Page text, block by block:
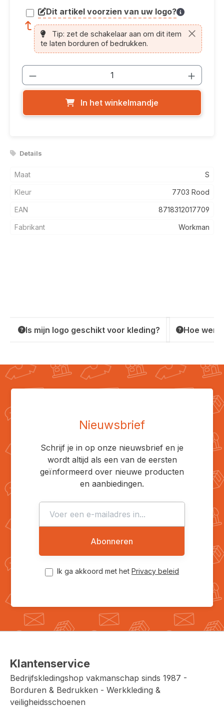
Dit artikel voorzien van uw logo?
article.printing.helptext
Tip: zet de schakelaar aan om dit item
te laten borduren of bedrukken.
Producthoeveelheid: Voer de
In het winkelmandje
Details
Maat S
Kleur 7703 Rood
EAN 8718312017709
Fabrikant Workman
Is mijn logo geschikt voor kleding? Hoe
Nieuwsbrief
Schrijf je in op onze nieuwsbrief en je
wordt altijd als een van de eersten
geïnformeerd over nieuwe producten
en aanbiedingen.
Abonneren
Ik ga akkoord met het Privacy beleid
Klantenservice
Bedrijfskledingshop vakmanschap sinds 1987 -
Borduren & Bedrukken - Werkkleding &
veiligheidsschoenen